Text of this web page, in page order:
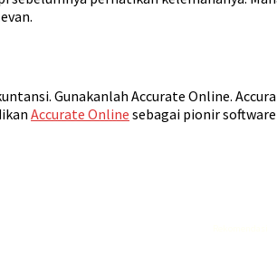
Gunakanlah Accurate Online.
Accurate Online sebagai pionir